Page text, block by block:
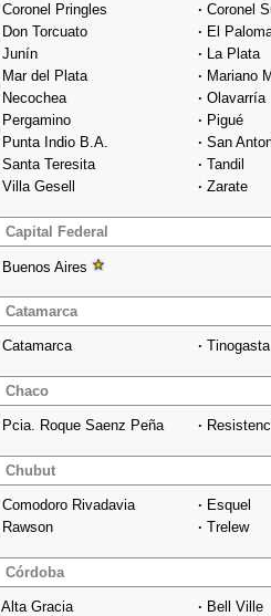
Coronel Pringles · Coronel
Don Torcuato · El
Junín · La Plata
Mar del Plata · Mariano
Necochea · Olavarría
Pergamino · Pigué
Punta Indio B.A. · San
Santa Teresita · Tandil
Villa Gesell · Zarate
Capital Federal
Buenos Aires
Catamarca
Catamarca · Tinogasta
Chaco
Pcia. Roque Saenz Peña ·
Chubut
Comodoro Rivadavia · Esquel
Rawson · Trelew
Córdoba
Alta Gracia · Bell Ville